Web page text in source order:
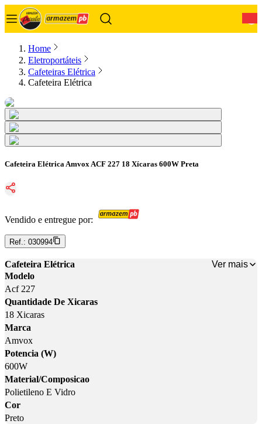
Home
Eletroportáteis
Cafeteiras Elétrica
Cafeteira Elétrica
Cafeteira Elétrica Amvox ACF 227 18 Xícaras 600W Preta
Vendido e entregue por:
Ref.: 030994
Cafeteira Elétrica
Ver mais
Modelo
Acf 227
Quantidade De Xicaras
18 Xicaras
Marca
Amvox
Potencia (W)
600W
Material/Composicao
Polietileno E Vidro
Cor
Preto